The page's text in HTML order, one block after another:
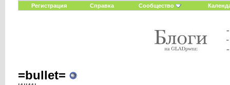
Регистрация Справка Сообщество
=bullet=